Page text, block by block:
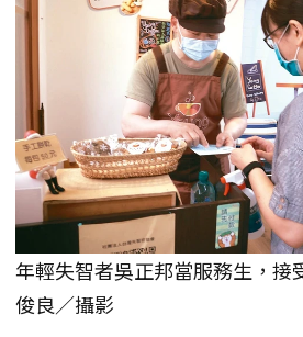
年輕失智者吳正邦當服務生，接
俊良／攝影